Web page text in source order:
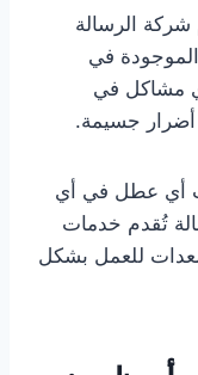
شركة الرسالة
في
مشاكل في
أضرار جسيمة.
أي عطل في أي
تُقدم خدمات
للعمل بشكل